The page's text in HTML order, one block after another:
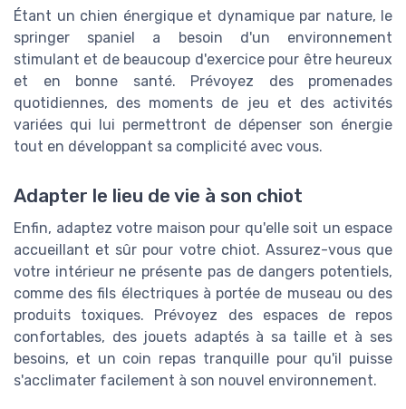
Étant un chien énergique et dynamique par nature, le
springer spaniel a besoin d'un environnement
stimulant et de beaucoup d'exercice pour être heureux
et en bonne santé. Prévoyez des promenades
quotidiennes, des moments de jeu et des activités
variées qui lui permettront de dépenser son énergie
tout en développant sa complicité avec vous.
Adapter le lieu de vie à son chiot
Enfin, adaptez votre maison pour qu'elle soit un espace
accueillant et sûr pour votre chiot. Assurez-vous que
votre intérieur ne présente pas de dangers potentiels,
comme des fils électriques à portée de museau ou des
produits toxiques. Prévoyez des espaces de repos
confortables, des jouets adaptés à sa taille et à ses
besoins, et un coin repas tranquille pour qu'il puisse
s'acclimater facilement à son nouvel environnement.